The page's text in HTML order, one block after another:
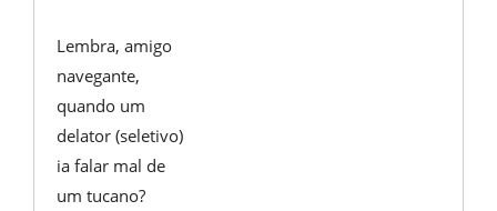
Lembra, amigo
navegante,
quando um
delator (seletivo)
ia falar mal de
um tucano?